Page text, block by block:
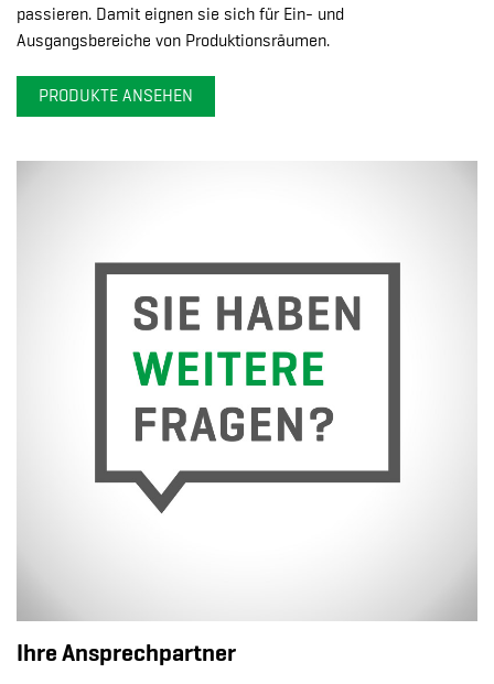
passieren. Damit eignen sie sich für Ein- und
Ausgangsbereiche von Produktionsräumen.
PRODUKTE ANSEHEN
Ihre Ansprechpartner